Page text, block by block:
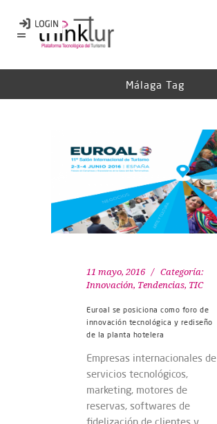
Málaga Tag
11 mayo, 2016
Categoría:
Innovación, Tendencias, TIC
Euroal se posiciona como foro de
innovación tecnológica y rediseño
de la planta hotelera
Empresas internacionales de
servicios tecnológicos,
marketing, motores de
reservas, softwares de